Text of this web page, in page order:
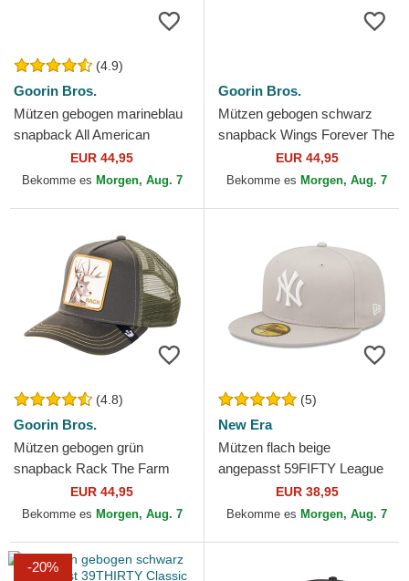
(4.9)
Goorin Bros.
Mützen gebogen marineblau
snapback All American
Rooster The Farm Goorin
Bros.
EUR 44,95
Bekomme es Morgen, Aug. 7
Goorin Bros.
Mützen gebogen schwarz
snapback Wings Forever The
Farm Goorin Bros.
EUR 44,95
Bekomme es Morgen, Aug. 7
(4.8)
Goorin Bros.
Mützen gebogen grün
snapback Rack The Farm
Goorin Bros.EUR 44,95
Bekomme es Morgen, Aug. 7
(5)
New Era
Mützen flach beige
angepasst 59FIFTY League
Essential der New York
Yankees MLB von New Era
EUR 38,95
Bekomme es Morgen, Aug. 7
-20%